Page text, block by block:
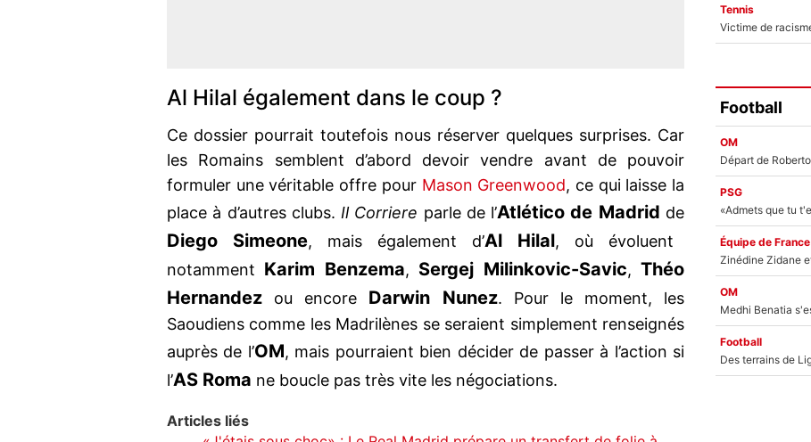
Al Hilal également dans le coup ?
Ce dossier pourrait toutefois nous réserver quelques surprises. Car
les Romains semblent d’abord devoir vendre avant de pouvoir
formuler une véritable offre pour Mason Greenwood, ce qui laisse la
place à d’autres clubs.Il Corriere parle de l’Atlético de Madrid de
Diego Simeone, mais également d’Al Hilal, où évoluent
notamment Karim Benzema, Sergej Milinkovic-Savic,Théo
Hernandez ou encore Darwin Nunez. Pour le moment, les
Saoudiens comme les Madrilènes se seraient simplement renseignés
auprès de l’OM, mais pourraient bien décider de passer à l’action si
l’AS Roma ne boucle pas très vite les négociations.
Articles liés
Tennis
Football
OM
PSG
Équipe de France
OM
Football